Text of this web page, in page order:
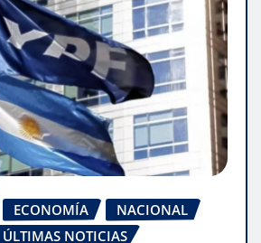
ECONOMÍA
NACIONAL
ÚLTIMAS NOTICIAS